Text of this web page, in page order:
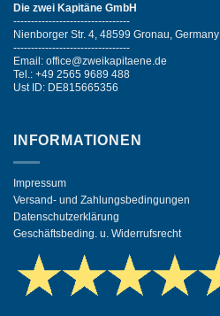
Die zwei Kapitäne GmbH
---------------------------------
Nienborger Str. 4, 48599 Gronau, Germany
---------------------------------
Email: office@zweikapitaene.de
Tel.: +49 2565 9689 488
Ust ID: DE815665356
INFORMATIONEN
Impressum
Versand- und Zahlungsbedingungen
Datenschutzerklärung
Geschäftsbeding. u. Widerrufsrecht